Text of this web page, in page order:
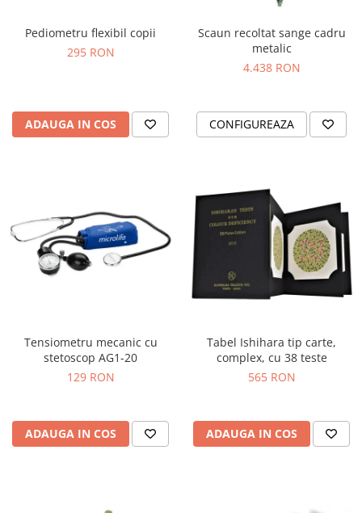
Pediometru flexibil copii
295 RON
ADAUGA IN COS
Scaun recoltat sange cadru
metalic
4.438 RON
CONFIGUREAZA
Tensiometru mecanic cu
stetoscop AG1-20
129 RON
ADAUGA IN COS
Tabel Ishihara tip carte,
complex, cu 38 teste
565 RON
ADAUGA IN COS